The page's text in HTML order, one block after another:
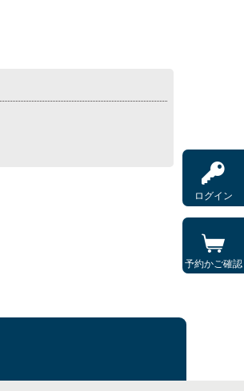
ログイン
予約かご確認